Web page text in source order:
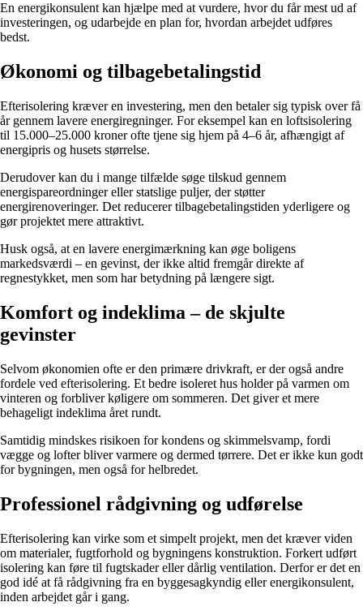
En energikonsulent kan hjælpe med at vurdere, hvor du får mest ud af
investeringen, og udarbejde en plan for, hvordan arbejdet udføres
bedst.
Økonomi og tilbagebetalingstid
Efterisolering kræver en investering, men den betaler sig typisk over få
år gennem lavere energiregninger. For eksempel kan en loftsisolering
til 15.000–25.000 kroner ofte tjene sig hjem på 4–6 år, afhængigt af
energipris og husets størrelse.
Derudover kan du i mange tilfælde søge tilskud gennem
energispareordninger eller statslige puljer, der støtter
energirenoveringer. Det reducerer tilbagebetalingstiden yderligere og
gør projektet mere attraktivt.
Husk også, at en lavere energimærkning kan øge boligens
markedsværdi – en gevinst, der ikke altid fremgår direkte af
regnestykket, men som har betydning på længere sigt.
Komfort og indeklima – de skjulte
gevinster
Selvom økonomien ofte er den primære drivkraft, er der også andre
fordele ved efterisolering. Et bedre isoleret hus holder på varmen om
vinteren og forbliver køligere om sommeren. Det giver et mere
behageligt indeklima året rundt.
Samtidig mindskes risikoen for kondens og skimmelsvamp, fordi
vægge og lofter bliver varmere og dermed tørrere. Det er ikke kun godt
for bygningen, men også for helbredet.
Professionel rådgivning og udførelse
Efterisolering kan virke som et simpelt projekt, men det kræver viden
om materialer, fugtforhold og bygningens konstruktion. Forkert udført
isolering kan føre til fugtskader eller dårlig ventilation. Derfor er det en
god idé at få rådgivning fra en byggesagkyndig eller energikonsulent,
inden arbejdet går i gang.